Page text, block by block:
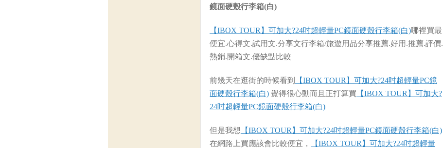
鏡面硬殼行李箱(白)
【IBOX TOUR】可加大?24吋超輕量PC鏡面硬殼行李箱(白)哪裡買最
便宜.心得文.試用文.分享文行李箱/旅遊用品分享推薦.好用.推薦.評價.
熱銷.開箱文.優缺點比較
前幾天在逛街的時候看到
【IBOX TOUR】可加大?24吋超輕量PC鏡
面硬殼行李箱(白) 覺得很心動而且正打算買 【IBOX TOUR】可加大?
24吋超輕量PC鏡面硬殼行李箱(白)
但是我想 【IBOX TOUR】可加大?24吋超輕量PC鏡面硬殼行李箱(白)
在網路上買應該會比較便宜，
【IBOX TOUR】可加大?24吋超輕量